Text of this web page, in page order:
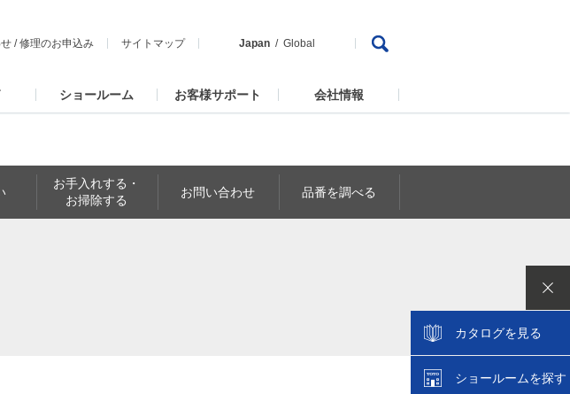
/修理のお申込み サイトマップ Japan Global
ショールーム お客様サポート 会社情報
お手入れする・
お掃除する
お問い合わせ 品番を調べる
カタログを見る
ショールームを探す